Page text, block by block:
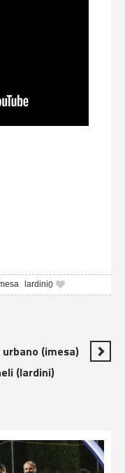
0
lardini
(imesa)
(lardini)